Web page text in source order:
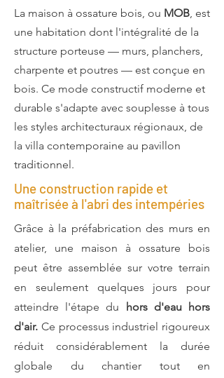
La maison à ossature bois, ou MOB, est
une habitation dont l'intégralité de la
structure porteuse — murs, planchers,
charpente et poutres — est conçue en
bois. Ce mode constructif moderne et
durable s'adapte avec souplesse à tous
les styles architecturaux régionaux, de
la villa contemporaine au pavillon
traditionnel.
Une construction rapide et
maîtrisée à l'abri des intempéries
Grâce à la préfabrication des murs en
atelier, une maison à ossature bois
peut être assemblée sur votre terrain
en seulement quelques jours pour
atteindre l'étape du hors d'eau hors
d'air. Ce processus industriel rigoureux
réduit considérablement la durée
globale du chantier tout en